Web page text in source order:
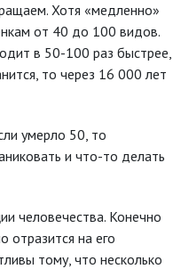
Хотя «медленно»
от 40 до 100 видов.
в 50-100 раз быстрее,
то через 16 000 лет
умерло 50, то
и что-то делать
человечества. Конечно
отразится на его
тому, что несколько